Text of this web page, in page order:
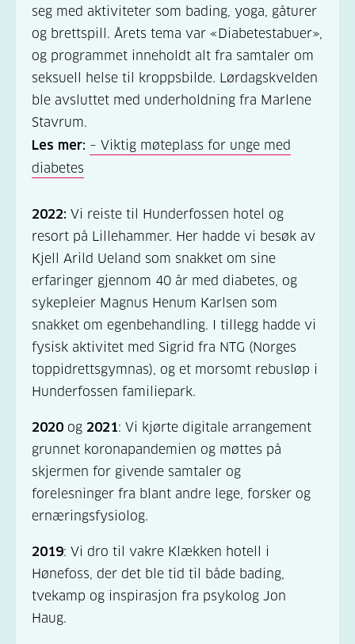
seg med aktiviteter som bading, yoga, gåturer
og brettspill. Årets tema var «Diabetestabuer»,
og programmet inneholdt alt fra samtaler om
seksuell helse til kroppsbilde. Lørdagskvelden
ble avsluttet med underholdning fra Marlene
Stavrum.
Les mer: – Viktig møteplass for unge med
diabetes
2022: Vi reiste til Hunderfossen hotel og
resort på Lillehammer. Her hadde vi besøk av
Kjell Arild Ueland som snakket om sine
erfaringer gjennom 40 år med diabetes, og
sykepleier Magnus Henum Karlsen som
snakket om egenbehandling. I tillegg hadde vi
fysisk aktivitet med Sigrid fra NTG (Norges
toppidrettsgymnas), og et morsomt rebusløp i
Hunderfossen familiepark.
2020 og 2021: Vi kjørte digitale arrangement
grunnet koronapandemien og møttes på
skjermen for givende samtaler og
forelesninger fra blant andre lege, forsker og
ernæringsfysiolog.
2019: Vi dro til vakre Klækken hotell i
Hønefoss, der det ble tid til både bading,
tvekamp og inspirasjon fra psykolog Jon
Haug.